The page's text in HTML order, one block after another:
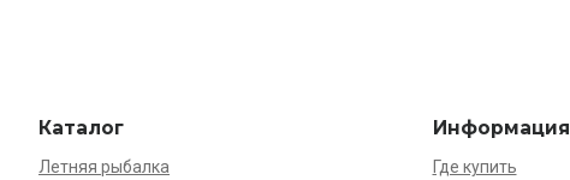
Каталог
Летняя рыбалка
Информация
Где купить